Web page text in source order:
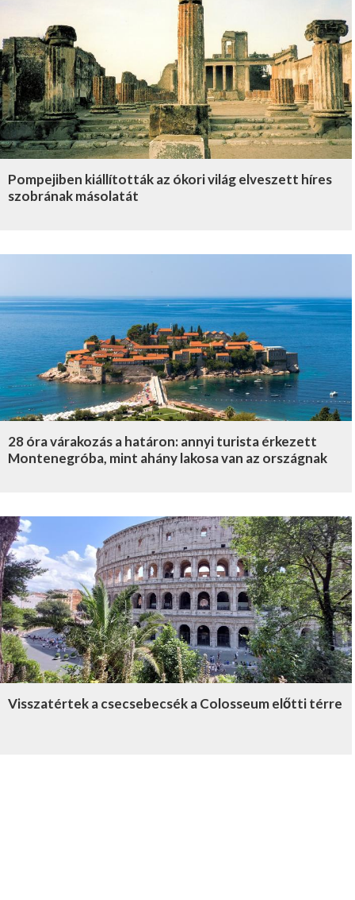
Pompejiben kiállították az ókori világ elveszett híres
szobrának másolatát
28 óra várakozás a határon: annyi turista érkezett
Montenegróba, mint ahány lakosa van az országnak
Visszatértek a csecsebecsék a Colosseum előtti térre